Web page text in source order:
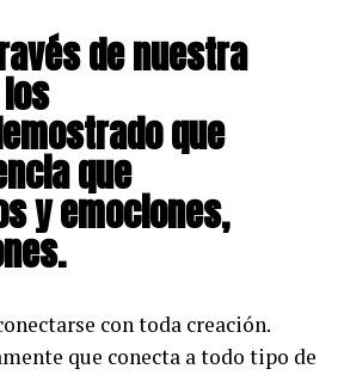
de nuestra
que
que
y emociones,
con toda creación.
que conecta a todo tipo de